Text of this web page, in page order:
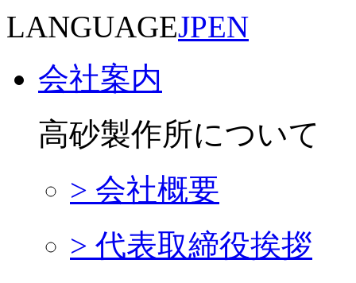
LANGUAGEJPEN
会社案内
高砂製作所について
> 会社概要
> 代表取締役挨拶